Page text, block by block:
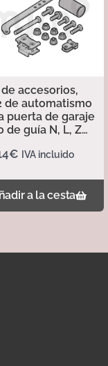
accesorios,
de automatismo
puerta de garaje
de guía N, L, Z
€ IVA incluido
a la cesta